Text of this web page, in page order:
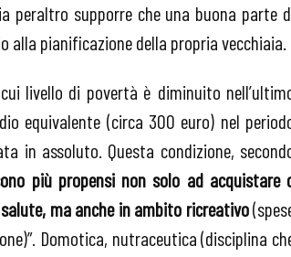
peraltro supporre che una buona parte
pianificazione della propria vecchiaia.
livello di povertà è diminuito
equivalente (circa 300 euro) nel
in assoluto. Questa condizione,
più propensi non solo ad acquistare
ma anche in ambito ricreativo
Domotica, nutraceutica (disciplina